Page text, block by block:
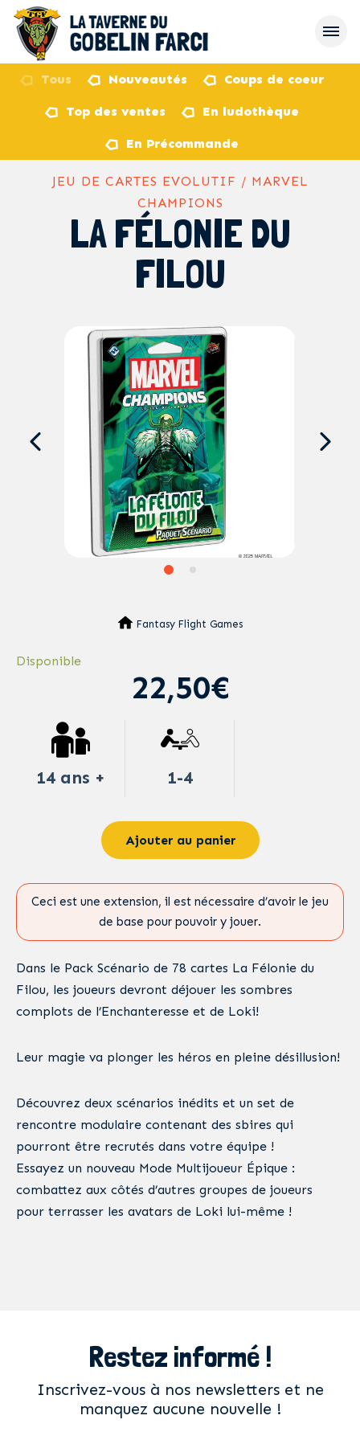
Tous Nouveautés Coups de coeur
Top des ventes En ludothèque
En Précommande
JEU DE CARTES EVOLUTIF / MARVEL
CHAMPIONS
LA FÉLONIE DU
FILOU
Fantasy Flight Games
Disponible
22,50€
14 ans + 1-4
Ajouter au panier
Ceci est une extension, il est nécessaire d’avoir le jeu
de base pour pouvoir y jouer.
Dans le Pack Scénario de 78 cartes La Félonie du
Filou, les joueurs devront déjouer les sombres
complots de l’Enchanteresse et de Loki!
Leur magie va plonger les héros en pleine désillusion!
Découvrez deux scénarios inédits et un set de
rencontre modulaire contenant des sbires qui
pourront être recrutés dans votre équipe !
Essayez un nouveau Mode Multijoueur Épique :
combattez aux côtés d’autres groupes de joueurs
pour terrasser les avatars de Loki lui-même !
Restez informé !
Inscrivez-vous à nos newsletters et ne
manquez aucune nouvelle !